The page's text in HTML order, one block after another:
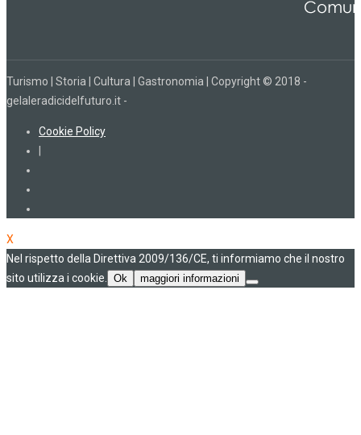
Turismo | Storia | Cultura | Gastronomia | Copyright © 2018 -
gelaleradicidelfuturo.it -
Cookie Policy
X
Nel rispetto della Direttiva 2009/136/CE, ti informiamo che il nostro
sito utilizza i cookie.
Ok maggiori informazioni